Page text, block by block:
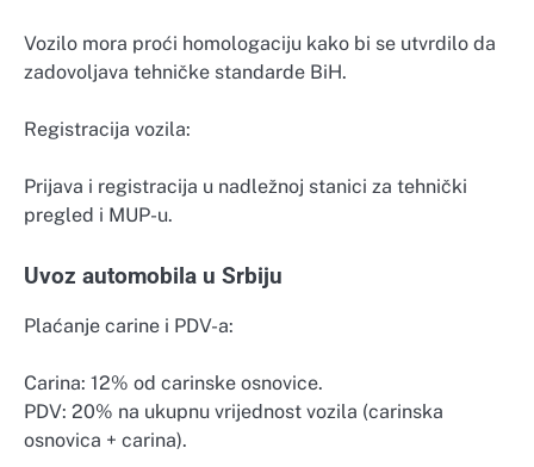
Vozilo mora proći homologaciju kako bi se utvrdilo da
zadovoljava tehničke standarde BiH.
Registracija vozila:
Prijava i registracija u nadležnoj stanici za tehnički
pregled i MUP-u.
Uvoz automobila u Srbiju
Plaćanje carine i PDV-a:
Carina: 12% od carinske osnovice.
PDV: 20% na ukupnu vrijednost vozila (carinska
osnovica + carina).